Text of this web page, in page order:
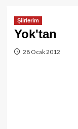
Şiirlerim
Yok'tan
28 Ocak 2012